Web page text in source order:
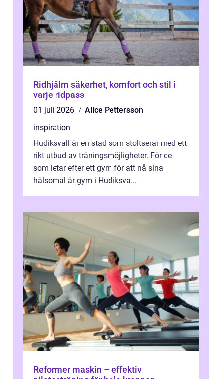
Ridhjälm säkerhet, komfort och stil i
varje ridpass
01 juli 2026
Alice Pettersson
inspiration
Hudiksvall är en stad som stoltserar med ett
rikt utbud av träningsmöjligheter. För de
som letar efter ett gym för att nå sina
hälsomål är gym i Hudiksva...
Reformer maskin – effektiv